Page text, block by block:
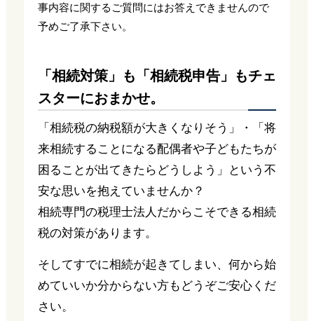
事内容に関するご質問にはお答えできませんので
予めご了承下さい。
「相続対策」も「相続税申告」もチェ
スターにおまかせ。
「相続税の納税額が大きくなりそう」・「将
来相続することになる配偶者や子どもたちが
困ることが出てきたらどうしよう」という不
安な思いを抱えていませんか？
相続専門の税理士法人だからこそできる相続
税の対策があります。
そしてすでに相続が起きてしまい、何から始
めていいか分からない方もどうぞご安心くだ
さい。